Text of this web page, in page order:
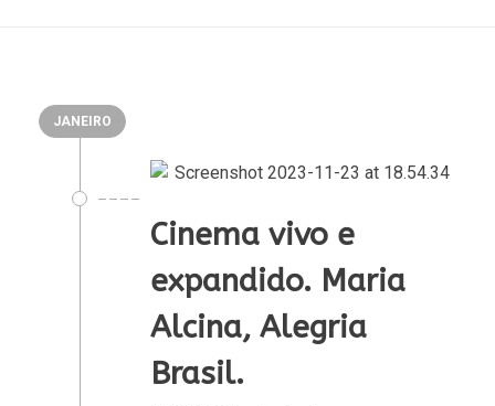
JANEIRO
Cinema vivo e
expandido. Maria
Alcina, Alegria
Brasil.